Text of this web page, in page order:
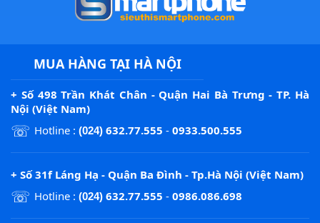
MUA HÀNG TẠI HÀ NỘI
+ Số 498 Trần Khát Chân - Quận Hai Bà Trưng - TP. Hà
Nội (Việt Nam)
☏ Hotline : (024) 632.77.555 - 0933.500.555
+ Số 31f Láng Hạ - Quận Ba Đình - Tp.Hà Nội (Việt Nam)
☏ Hotline : (024) 632.77.555 - 0986.086.698